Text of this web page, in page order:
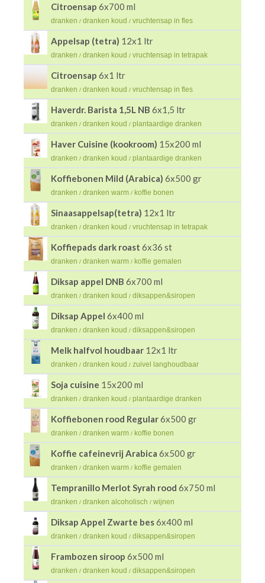
Citroensap 6x700 ml
dranken / dranken koud / vruchtensap in fles
Appelsap (tetra) 12x1 ltr
dranken / dranken koud / vruchtensap in tetrapak
Citroensap 6x1 ltr
dranken / dranken koud / vruchtensap in fles
Haverdr. Barista 1,5L NB 6x1,5 ltr
dranken / dranken koud / plantaardige dranken
Haver Cuisine (kookroom) 15x200 ml
dranken / dranken koud / plantaardige dranken
Koffiebonen Mild (Arabica) 6x500 gr
dranken / dranken warm / koffie bonen
Sinaasappelsap(tetra) 12x1 ltr
dranken / dranken koud / vruchtensap in tetrapak
Koffiepads dark roast 6x36 st
dranken / dranken warm / koffie gemalen
Diksap appel DNB 6x700 ml
dranken / dranken koud / diksappen&siropen
Diksap Appel 6x400 ml
dranken / dranken koud / diksappen&siropen
Melk halfvol houdbaar 12x1 ltr
dranken / dranken koud / zuivel langhoudbaar
Soja cuisine 15x200 ml
dranken / dranken koud / plantaardige dranken
Koffiebonen rood Regular6x500 gr
dranken / dranken warm / koffie bonen
Koffie cafeinevrij Arabica 6x500 gr
dranken / dranken warm / koffie gemalen
Tempranillo Merlot Syrah rood 6x750 ml
dranken / dranken alcoholisch / wijnen
Diksap Appel Zwarte bes6x400 ml
dranken / dranken koud / diksappen&siropen
Frambozen siroop 6x500 ml
dranken / dranken koud / diksappen&siropen